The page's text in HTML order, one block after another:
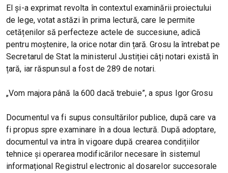
El și-a exprimat revolta în contextul examinării proiectului
de lege, votat astăzi în prima lectură, care le permite
cetățenilor să perfecteze actele de succesiune, adică
pentru moștenire, la orice notar din țară. Grosu la întrebat pe
Secretarul de Stat la ministerul Justiției câți notari există în
țară, iar răspunsul a fost de 289 de notari.
„Vom majora până la 600 dacă trebuie”, a spus Igor Grosu
Documentul va fi supus consultărilor publice, după care va
fi propus spre examinare în a doua lectură. După adoptare,
documentul va intra în vigoare după crearea condițiilor
tehnice și operarea modificărilor necesare în sistemul
informațional Registrul electronic al dosarelor succesorale